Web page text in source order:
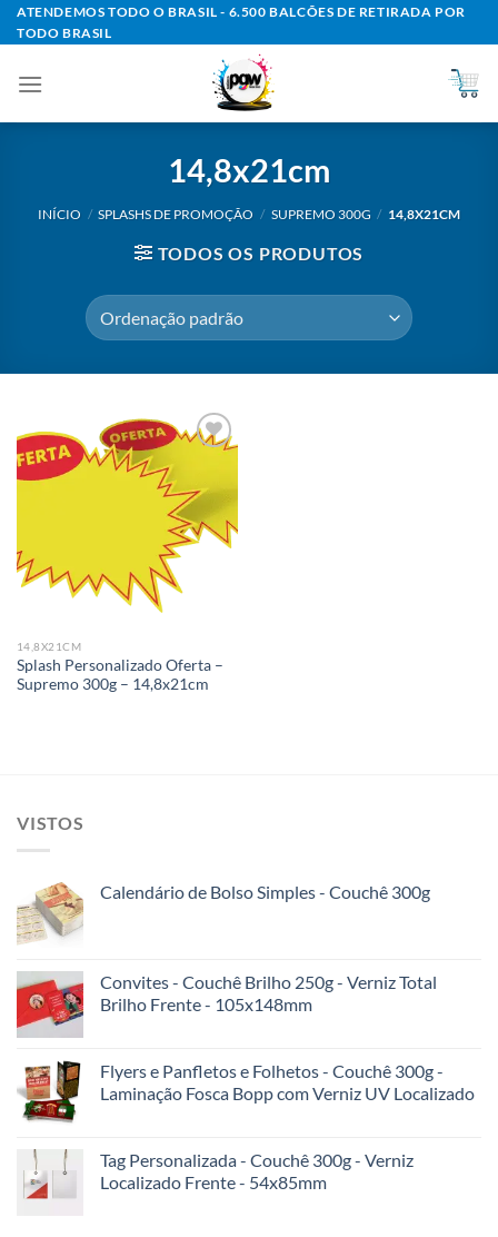
Skip
to
ATENDEMOS TODO O BRASIL - 6.500 BALCÕES DE RETIRADA POR
TODO BRASIL
14,8x21cm
INÍCIO / SPLASHS DE PROMOÇÃO / SUPREMO 300G / 14,8X21CM
TODOS OS PRODUTOS
Add to
wishlist
14,8X21CM
Splash Personalizado Oferta –
Supremo 300g – 14,8x21cm
VISTOS
Calendário de Bolso Simples - Couchê 300g
Convites - Couchê Brilho 250g - Verniz Total
Brilho Frente - 105x148mm
Flyers e Panfletos e Folhetos - Couchê 300g -
Laminação Fosca Bopp com Verniz UV Localizado
Tag Personalizada - Couchê 300g - Verniz
Localizado Frente - 54x85mm